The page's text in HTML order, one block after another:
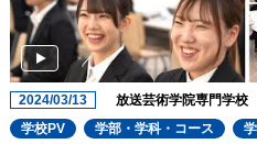
2024/03/13 放送芸術学院専門学校
学校PV
学部・学科・コース